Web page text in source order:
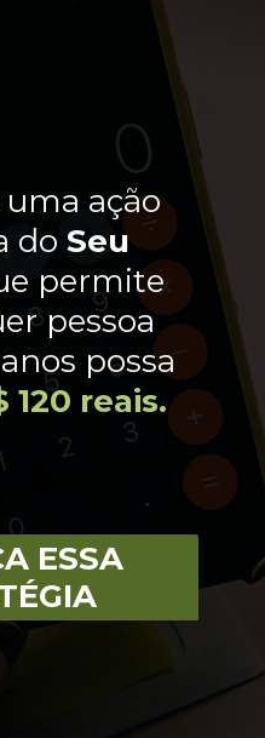
ação
do Seu
permite
pessoa
possa
120 reais.
ESSA